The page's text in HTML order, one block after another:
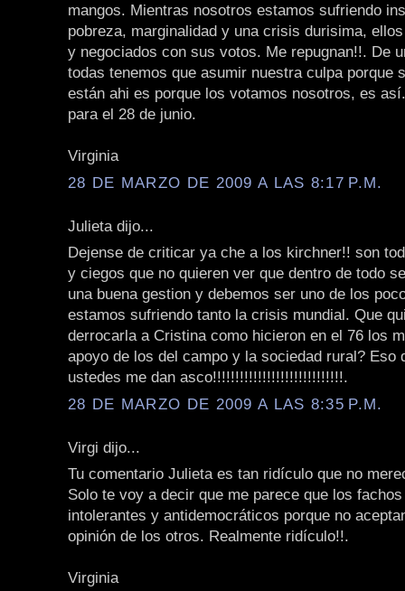
mangos. Mientras nosotros estamos sufriendo
pobreza, marginalidad y una crisis durisima,
y negociados con sus votos. Me repugnan!!. De
todas tenemos que asumir nuestra culpa porque
están ahi es porque los votamos nosotros, es
para el 28 de junio.
Virginia
28 DE MARZO DE 2009 A LAS 8:17 P.M.
Julieta dijo...
Dejense de criticar ya che a los kirchner!! son
y ciegos que no quieren ver que dentro de todo
una buena gestion y debemos ser uno de los
estamos sufriendo tanto la crisis mundial. Que
derrocarla a Cristina como hicieron en el 76 los
apoyo de los del campo y la sociedad rural? Eso
ustedes me dan asco!!!!!!!!!!!!!!!!!!!!!!!!!!!!!.
28 DE MARZO DE 2009 A LAS 8:35 P.M.
Virgi dijo...
Tu comentario Julieta es tan ridículo que no
Solo te voy a decir que me parece que los
intolerantes y antidemocráticos porque no
opinión de los otros. Realmente ridículo!!.
Virginia